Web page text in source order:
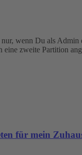
wenn Du als Admin
zweite Partition
für mein